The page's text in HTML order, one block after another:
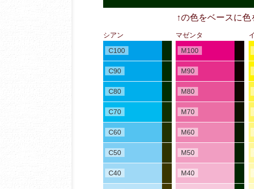
↑の色をベースに色
シアン
C100
C90
C80
C70
C60
C50
C40
マゼンタ
M100
M90
M80
M70
M60
M50
M40